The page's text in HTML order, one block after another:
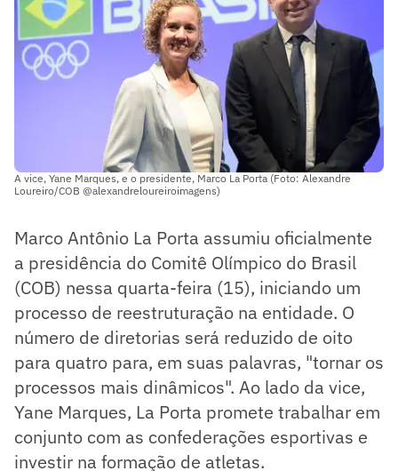
A vice, Yane Marques, e o presidente, Marco La Porta (Foto: Alexandre
Loureiro/COB @alexandreloureiroimagens)
Marco Antônio La Porta assumiu oficialmente
a presidência do Comitê Olímpico do Brasil
(COB) nessa quarta-feira (15), iniciando um
processo de reestruturação na entidade. O
número de diretorias será reduzido de oito
para quatro para, em suas palavras, "tornar os
processos mais dinâmicos". Ao lado da vice,
Yane Marques, La Porta promete trabalhar em
conjunto com as confederações esportivas e
investir na formação de atletas.